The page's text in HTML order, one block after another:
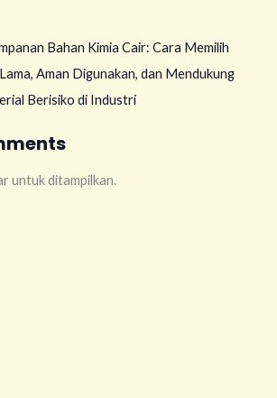
Bahan Kimia Cair: Cara Memilih
Aman Digunakan, dan Mendukung
Berisiko di Industri
untuk ditampilkan.